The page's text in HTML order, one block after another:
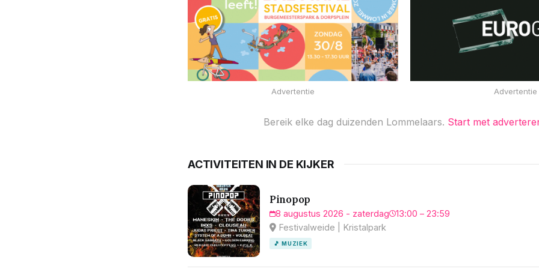
Advertentie Advertentie
Bereik elke dag duizenden Lommelaars. Start met
ACTIVITEITEN IN DE KIJKER
Pinopop
8 augustus 2026 - zaterdag
13:00 – 23:59
Festivalweide | Kristalpark
🎵 MUZIEK